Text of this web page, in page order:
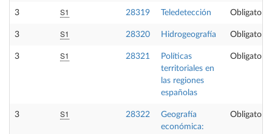
3 S1 28319 Teledetección Obligatoria
3 S1 28320 Hidrogeografía Obligatoria
3 S1 28321
Políticas
territoriales en
las regiones
españolas
Obligatoria
3 S1 28322
Geografía
económica:
Obligatoria